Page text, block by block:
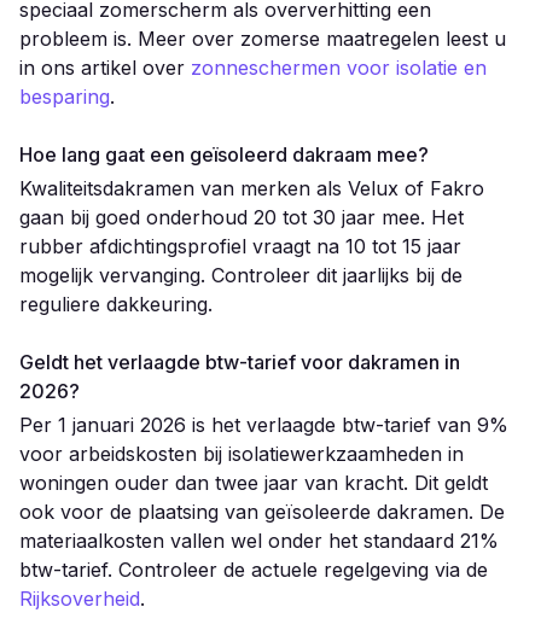
speciaal zomerscherm als oververhitting een
probleem is. Meer over zomerse maatregelen leest u
in ons artikel over zonneschermen voor isolatie en
besparing.
Hoe lang gaat een geïsoleerd dakraam mee?
Kwaliteitsdakramen van merken als Velux of Fakro
gaan bij goed onderhoud 20 tot 30 jaar mee. Het
rubber afdichtingsprofiel vraagt na 10 tot 15 jaar
mogelijk vervanging. Controleer dit jaarlijks bij de
reguliere dakkeuring.
Geldt het verlaagde btw-tarief voor dakramen in
2026?
Per 1 januari 2026 is het verlaagde btw-tarief van 9%
voor arbeidskosten bij isolatiewerkzaamheden in
woningen ouder dan twee jaar van kracht. Dit geldt
ook voor de plaatsing van geïsoleerde dakramen. De
materiaalkosten vallen wel onder het standaard 21%
btw-tarief. Controleer de actuele regelgeving via de
Rijksoverheid.